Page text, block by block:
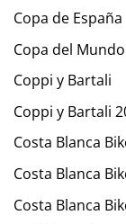
Copa de España
Copa del
Coppi y Bartali
Coppi y Bartali
Costa Blanca
Costa Blanca
Costa Blanca